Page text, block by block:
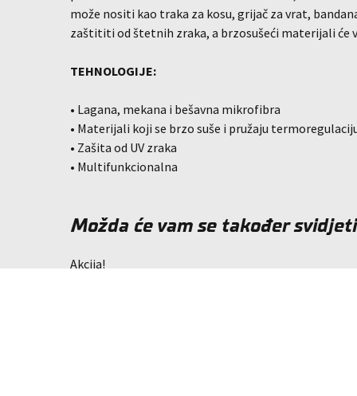
može nositi kao traka za kosu, grijač za vrat,
zaštititi od štetnih zraka, a brzosušeći materijali će
TEHNOLOGIJE:
• Lagana, mekana i bešavna mikrofibra
• Materijali koji se brzo suše i pružaju
• Zašita od UV zraka
• Multifunkcionalna
Možda će vam se također
Akcija!